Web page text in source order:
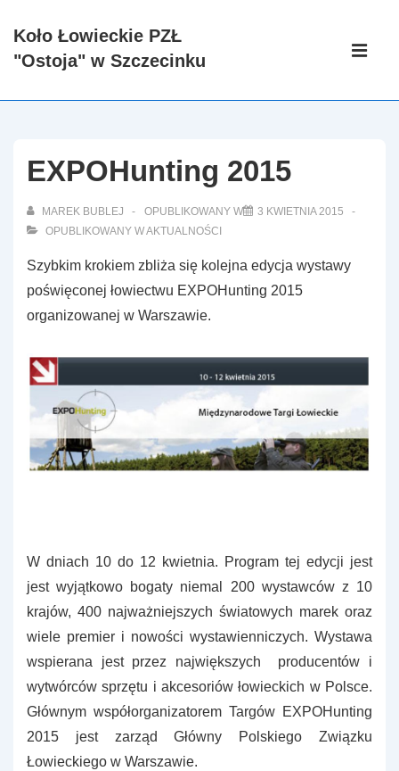
SkipKoło Łowieckie PZŁ
"Ostoja" w Szczecinku
Główna
EXPOHunting 2015
MAREK BUBLEJ OPUBLIKOWANY W
3 KWIETNIA 2015
OPUBLIKOWANY WAKTUALNOŚCI
Szybkim krokiem zbliża się kolejna edycja wystawy
poświęconej łowiectwu EXPOHunting 2015
organizowanej w Warszawie.
W dniach 10 do 12 kwietnia. Program tej edycji jest
jest wyjątkowo bogaty niemal 200 wystawców z 10
krajów, 400 najważniejszych światowych marek oraz
wiele premier i nowości wystawienniczych. Wystawa
wspierana jest przez największych producentów i
wytwórców sprzętu i akcesoriów łowieckich w Polsce.
Głównym współorganizatorem Targów EXPOHunting
2015 jest zarząd Główny Polskiego Związku
Łowieckiego w Warszawie.